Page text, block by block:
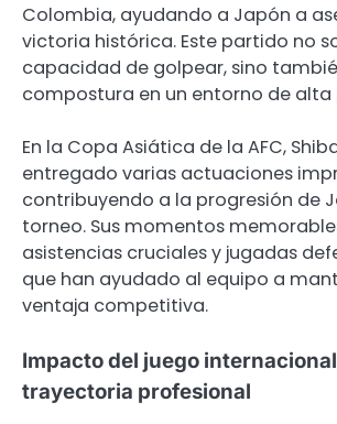
Colombia, ayudando a Japón a
victoria histórica. Este partido no
capacidad de golpear, sino
compostura en un entorno de alta
En la Copa Asiática de la AFC,
entregado varias actuaciones
contribuyendo a la progresión de
torneo. Sus momentos
asistencias cruciales y jugadas
que han ayudado al equipo a
ventaja competitiva.
Impacto del juego
trayectoria profesional